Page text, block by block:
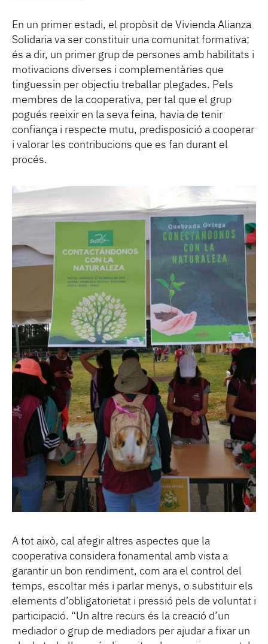
En un primer estadi, el propòsit de Vivienda Alianza
Solidaria va ser constituir una comunitat formativa;
és a dir, un primer grup de persones amb habilitats i
motivacions diverses i complementàries que
tinguessin per objectiu treballar plegades. Pels
membres de la cooperativa, per tal que el grup
pogués reeixir en la seva feina, havia de tenir
confiança i respecte mutu, predisposició a cooperar
i valorar les contribucions que es fan durant el
procés.
A tot això, cal afegir altres aspectes que la
cooperativa considera fonamental amb vista a
garantir un bon rendiment, com ara el control del
temps, escoltar més i parlar menys, o substituir els
elements d’obligatorietat i pressió pels de voluntat i
participació. “Un altre recurs és la creació d’un
mediador o grup de mediadors per ajudar a fixar un